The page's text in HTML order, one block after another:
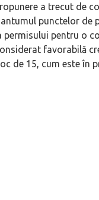
a trecut de
punctelor de
pentru o
favorabilă
de 15, cum este în